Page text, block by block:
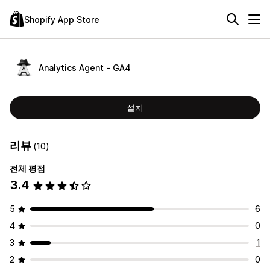
Shopify App Store
Analytics Agent ‑ GA4
설치
리뷰 (10)
전체 평점
3.4
5
6
4
0
3
1
2
0